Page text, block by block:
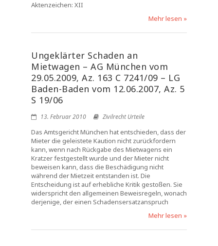
Aktenzeichen: XII
Mehr lesen »
Ungeklärter Schaden an
Mietwagen – AG München vom
29.05.2009, Az. 163 C 7241/09 – LG
Baden-Baden vom 12.06.2007, Az. 5
S 19/06
13. Februar 2010 Zivilrecht Urteile
Das Amtsgericht München hat entschieden, dass der
Mieter die geleistete Kaution nicht zurückfordern
kann, wenn nach Rückgabe des Mietwagens ein
Kratzer festgestellt wurde und der Mieter nicht
beweisen kann, dass die Beschädigung nicht
während der Mietzeit entstanden ist. Die
Entscheidung ist auf erhebliche Kritik gestoßen. Sie
widerspricht den allgemeinen Beweisregeln, wonach
derjenige, der einen Schadensersatzanspruch
Mehr lesen »